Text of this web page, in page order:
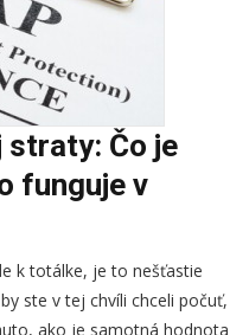
straty: Čo je
funguje v
k totálke, je to nešťastie
ste v tej chvíli chceli počuť,
ako je samotná hodnota